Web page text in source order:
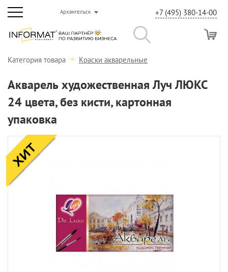
Архангельск +7 (495) 380-14-00
Категория товара Краски акварельные
Акварель художественная Луч ЛЮКС
24 цвета, без кисти, картонная
упаковка